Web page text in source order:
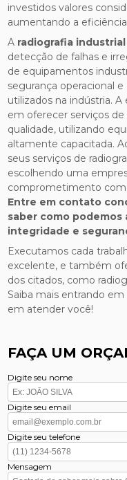
investidos valores
aumentando a
A radiografia industrial
detecção de falhas e
de equipamentos
segurança operacional
utilizados na indústria. A
em oferecer serviços
qualidade, utilizando
altamente capacitada.
seus serviços de
escolhendo uma
comprometimento com
Entre em contato
saber como podemos
integridade e
Executamos cada
excelente, e também
dos citados, como
Saiba mais entrando
em atender você!
FAÇA UM
Digite seu nome
Digite seu email
Digite seu telefone
Mensagem